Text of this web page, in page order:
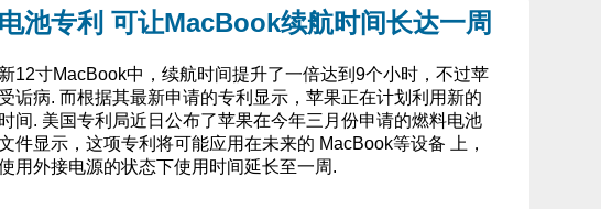
池专利 可让MacBook续航时间长达一周
12寸MacBook中，续航时间提升了一倍达到9个小时，不过苹
诟病. 而根据其最新申请的专利显示，苹果正在计划利用新的
间. 美国专利局近日公布了苹果在今年三月份申请的燃料电池
件显示，这项专利将可能应用在未来的 MacBook等设备 上，
用外接电源的状态下使用时间延长至一周.